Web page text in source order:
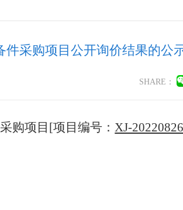
采购项目公开询价结果的公
SHARE：
购项目[项目编号：XJ-